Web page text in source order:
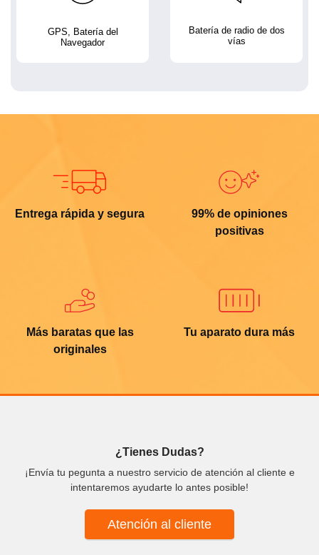
GPS, Batería del
Navegador
Batería de radio de dos
vías
Entrega rápida y segura
99% de opiniones
positivas
Más baratas que las
originales
Tu aparato dura más
¿Tienes Dudas?
¡Envía tu pegunta a nuestro servicio de atención al cliente e
intentaremos ayudarte lo antes posible!
Atención al cliente